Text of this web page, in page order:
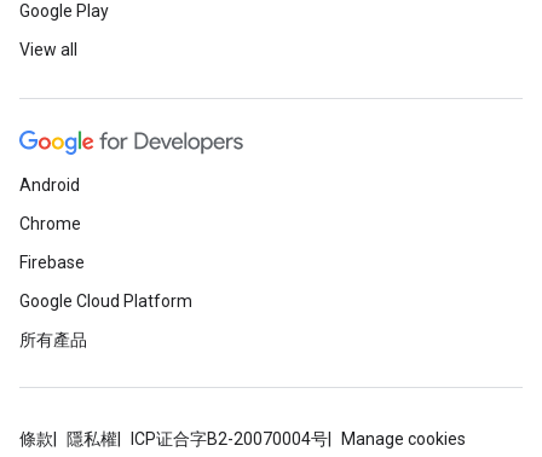
Google Play
View all
Android
Chrome
Firebase
Google Cloud Platform
所有產品
條款 隱私權 ICP证合字B2-20070004号 Manage cookies